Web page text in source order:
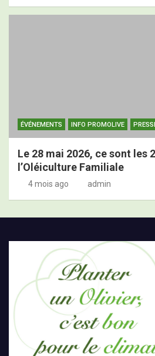
ÉVÉNEMENTS INFO PROMOLIVE
Le 28 mai 2026, ce sont les
l’Oléiculture Familiale
4 mois ago admin